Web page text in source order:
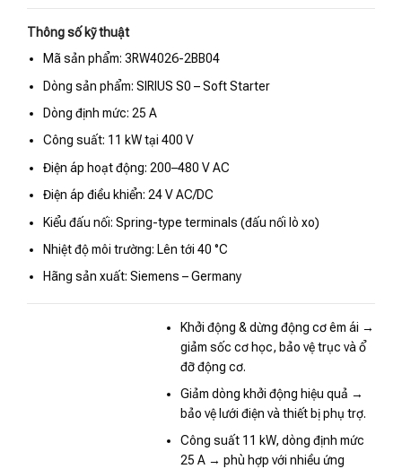
Thông số kỹ thuật
Mã sản phẩm: 3RW4026-2BB04
Dòng sản phẩm: SIRIUS S0 – Soft Starter
Dòng định mức: 25 A
Công suất: 11 kW tại 400 V
Điện áp hoạt động: 200–480 V AC
Điện áp điều khiển: 24 V AC/DC
Kiểu đấu nối: Spring-type terminals (đấu nối lò xo)
Nhiệt độ môi trường: Lên tới 40 °C
Hãng sản xuất: Siemens – Germany
Khởi động & dừng động cơ êm ái →
giảm sốc cơ học, bảo vệ trục và ổ
đỡ động cơ.
Giảm dòng khởi động hiệu quả →
bảo vệ lưới điện và thiết bị phụ trợ.
Công suất 11 kW, dòng định mức
25 A → phù hợp với nhiều ứng